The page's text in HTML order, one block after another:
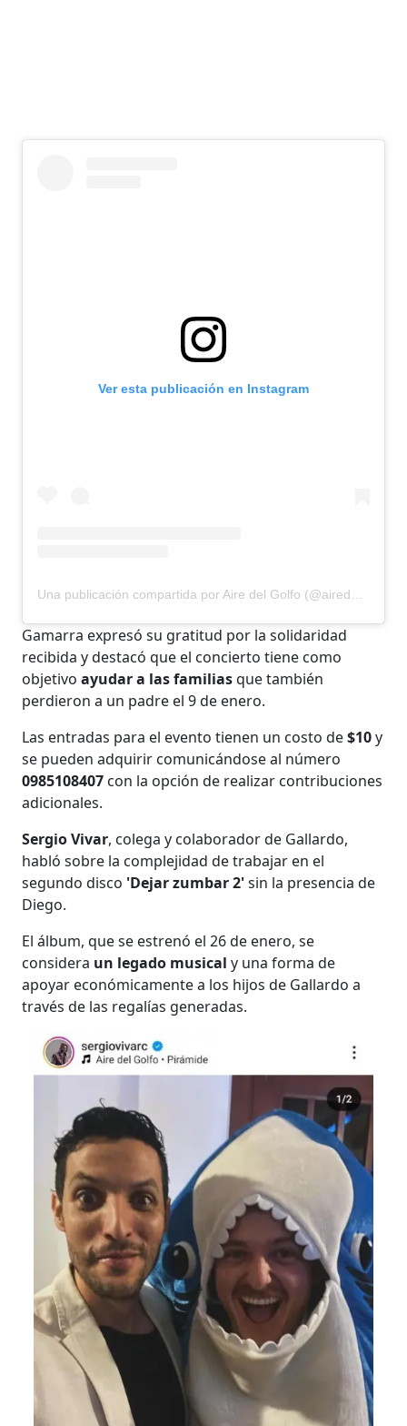
Ver esta publicación en Instagram
Una publicación compartida por Aire del Golfo (@airedelgolfo)
Gamarra expresó su gratitud por la solidaridad
recibida y destacó que el concierto tiene como
objetivoayudar a las familiasque también
perdieron a un padre el 9 de enero.
Las entradas para el evento tienen un costo de$10y
se pueden adquirir comunicándose al número
0985108407 con la opción de realizar contribuciones
adicionales.
Sergio Vivar, colega y colaborador de Gallardo,
habló sobre la complejidad de trabajar en el
segundo disco 'Dejar zumbar 2'sin la presencia de
Diego.
El álbum, que se estrenó el 26 de enero, se
considera un legado musical y una forma de
apoyar económicamente a los hijos de Gallardo a
través de las regalías generadas.